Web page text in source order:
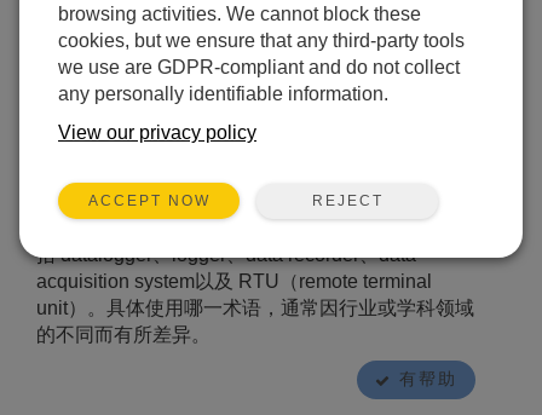
读，并将其转换为具体单位（如温度单位℃、湿度
单位 % RH 等）；若为智能传感器（可直接输出数
字信号），则数据采集器仅需记录数据即可。早期
的数据采集器为条形图记录仪（strip chart
recorder），需将测量数据记录在纸上；随着技术发
展，数据采集器逐渐演变为通过各类介质以数字形
（flash memory）中，且常通过多种遥测方式进行
括 datalogger、logger、data recorder、data
acquisition system以及 RTU（remote terminal
unit）。具体使用哪一术语，通常因行业或学科领域
的不同而有所差异。
有帮助
browsing activities. We cannot block these
cookies, but we ensure that any third-party tools
we use are GDPR-compliant and do not collect
any personally identifiable information.
View our privacy policy
ACCEPT NOW REJECT